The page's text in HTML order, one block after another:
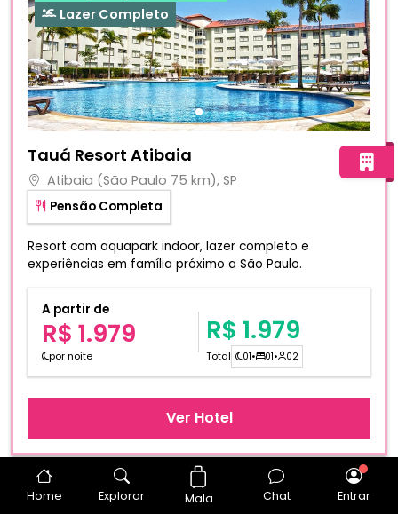
Lazer Completo
Tauá Resort Atibaia
Atibaia (São Paulo 75 km), SP
Pensão Completa
Resort com aquapark indoor, lazer completo e
experiências em família próximo a São Paulo.
A partir de
R$ 1.979
por noite
R$ 1.979
Total 01• 01• 02
Ver Hotel
Data sugerida 03/09/2026a 04/09/2026
Home Explorar Mala Chat Entrar